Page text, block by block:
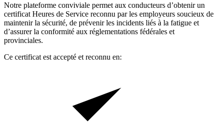
Notre plateforme conviviale permet aux conducteurs d’obtenir un
certificat Heures de Service reconnu par les employeurs soucieux de
maintenir la sécurité, de prévenir les incidents liés à la fatigue et
d’assurer la conformité aux réglementations fédérales et
provinciales.
Ce certificat est accepté et reconnu en: